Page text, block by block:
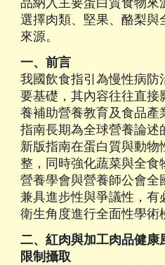
選擇肉類、堅果、酪梨與
來源。
一、前言
我國飲食指引為慢性病防
要基礎，其內容往往直接
養補助營養教育及食品產
指南長期為全球營養論述
新版指南在蛋白質與動物
整，同時強化蔬菜與全食
營養學會與營養師公會全
兼具進步性與爭議性，有
衛生角度進行全面性學術
二、紅肉與加工肉品健康
限制攝取